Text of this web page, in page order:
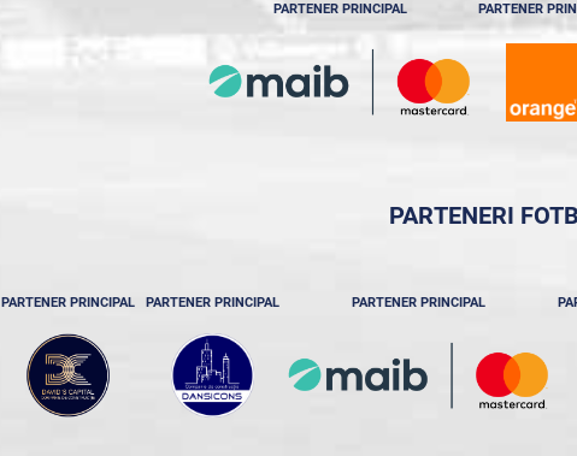
PARTENER PRINCIPAL PARTENER
PARTENERI
PARTENER PRINCIPAL PARTENER PRINCIPAL PARTENER PRINCIPAL